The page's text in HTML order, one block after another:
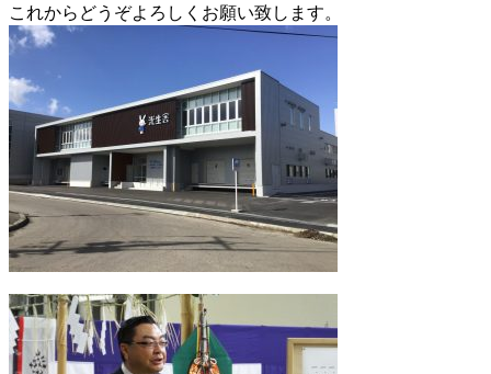
これからどうぞよろしくお願い致します。